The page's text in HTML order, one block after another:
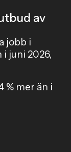
av
jobb i
i juni 2026,
% mer än i